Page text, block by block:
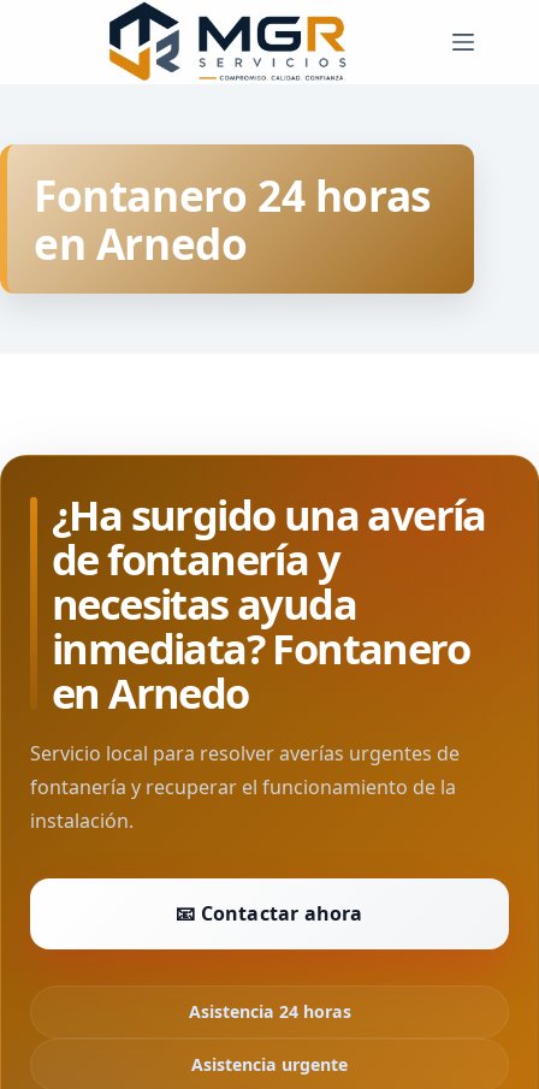
Fontanero 24 horas
en Arnedo
¿Ha surgido una avería
de fontanería y
necesitas ayuda
inmediata? Fontanero
en Arnedo
Servicio local para resolver averías urgentes de
fontanería y recuperar el funcionamiento de la
instalación.
📧 Contactar ahora
Asistencia 24 horas
Asistencia urgente